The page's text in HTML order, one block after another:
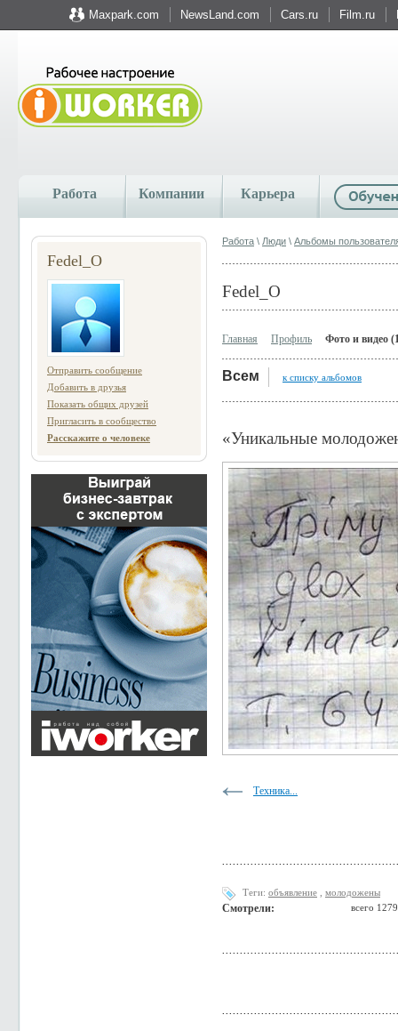
Maxpark.com NewsLand.com Cars.ru Film.ru
Работа Компании Карьера
Fedel_O
Отправить сообщение
Добавить в друзья
Показать общих друзей
Пригласить в сообщество
Расскажите о человеке
Работа \ Люди \ Альбомы
Fedel_O
Главная Профиль Фото и видео
Всем к списку альбомов
«Уникальные
Техника...
Теги: объявление молодожены
Смотрели: всего